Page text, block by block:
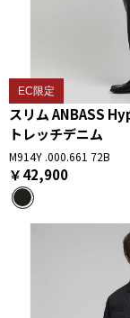
EC限定
スリム ANBASS
トレッチデニム
M914Y .000.661 72B
￥42,900